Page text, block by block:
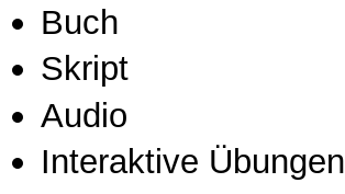
Buch
Skript
Audio
Interaktive Übungen